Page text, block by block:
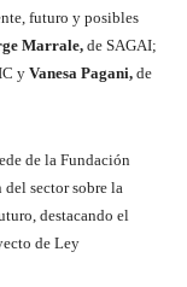
futuro y posibles
Marrale, de SAGAI;
y Vanesa Pagani, de
de la Fundación
sector sobre la
destacando el
de Ley